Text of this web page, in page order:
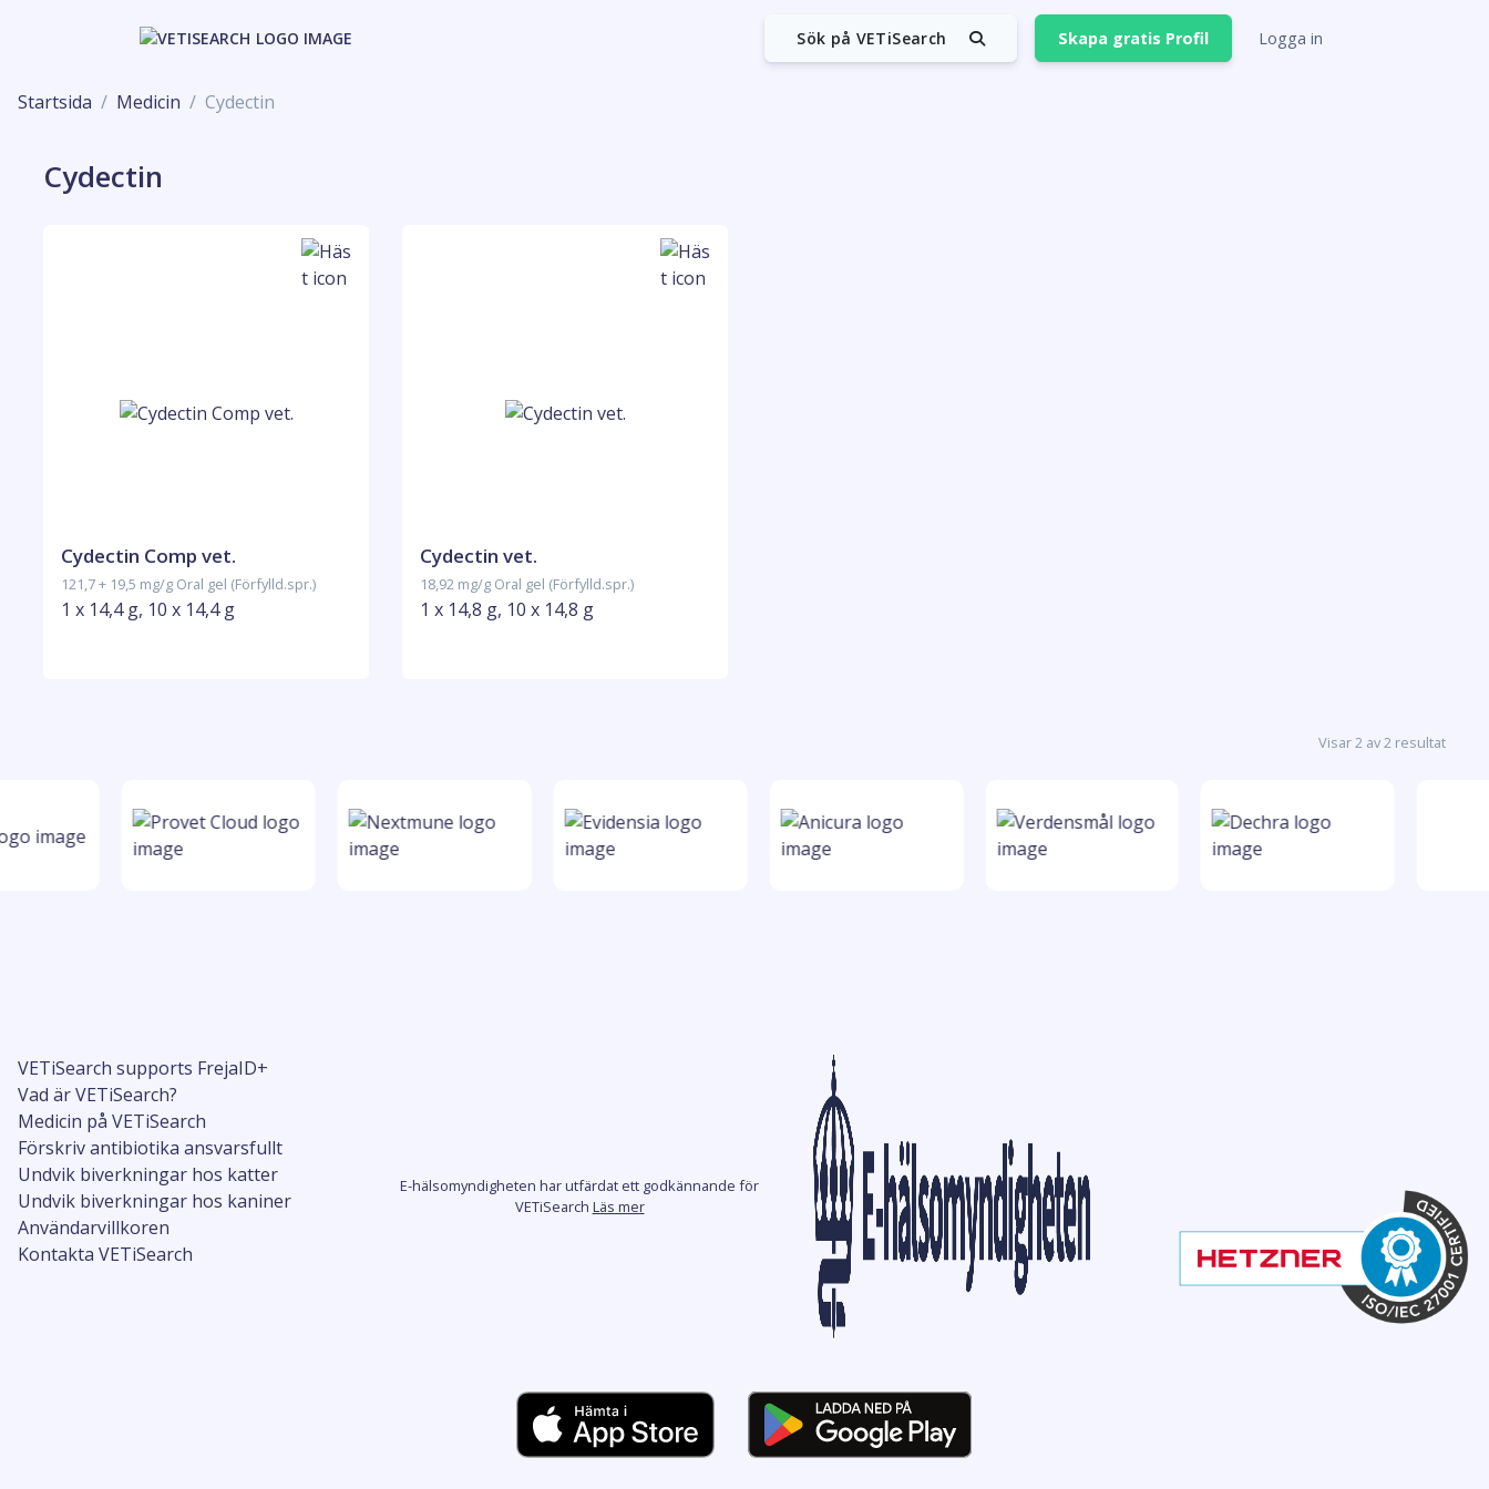
Sök på VETiSearch Skapa gratis Profil Logga in
Startsida Medicin Cydectin
Cydectin
Cydectin Comp vet.
121,7 + 19,5 mg/g Oral gel (Förfylld.spr.)
1 x 14,4 g, 10 x 14,4 g
Cydectin vet.
18,92 mg/g Oral gel (Förfylld.spr.)
1 x 14,8 g, 10 x 14,8 g
Visar 2 av 2 resultat
VETiSearch supports FrejaID+
Vad är VETiSearch?
Medicin på VETiSearch
Förskriv antibiotika ansvarsfullt
Undvik biverkningar hos katter
Undvik biverkningar hos kaniner
Användarvillkoren
Kontakta VETiSearch
E-hälsomyndigheten har utfärdat ett godkännande för
VETiSearch Läs mer